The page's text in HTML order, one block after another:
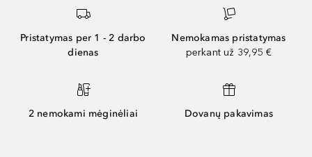
Pristatymas per 1 - 2 darbo
dienas
Nemokamas pristatymas
perkant už 39,95 €
2 nemokami mėginėliai Dovanų pakavimas